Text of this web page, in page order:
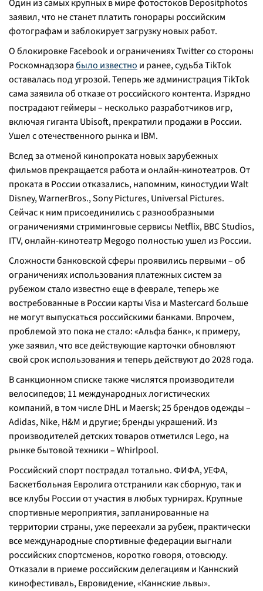
Один из самых крупных в мире фотостоков Depositphotos
заявил, что не станет платить гонорары российским
фотографам и заблокирует загрузку новых работ.
О блокировке Facebook и ограничениях Twitter со стороны
Роскомнадзорабыло известно и ранее, судьба TikTok
оставалась под угрозой. Теперь же администрация TikTok
сама заявила об отказе от российского контента. Изрядно
пострадают геймеры – несколько разработчиков игр,
включая гиганта Ubisoft, прекратили продажи в России.
Ушел с отечественного рынка и IBM.
Вслед за отменой кинопроката новых зарубежных
фильмов прекращается работа и онлайн-кинотеатров. От
проката в России отказались, напомним, киностудии Walt
Disney, WarnerBros., Sony Pictures, Universal Pictures.
Сейчас к ним присоединились с разнообразными
ограничениями стриминговые сервисы Netflix, BBC Studios,
ITV, онлайн-кинотеатр Megogo полностью ушел из России.
Сложности банковской сферы проявились первыми – об
ограничениях использования платежных систем за
рубежом стало известно еще в феврале, теперь же
востребованные в России карты Visa и Mastercard больше
не могут выпускаться российскими банками. Впрочем,
проблемой это пока не стало: «Альфа банк», к примеру,
уже заявил, что все действующие карточки обновляют
свой срок использования и теперь действуют до 2028 года.
В санкционном списке также числятся производители
велосипедов; 11 международных логистических
компаний, в том числе DHL и Maersk; 25 брендов одежды –
Adidas, Nike, H&M и другие; бренды украшений. Из
производителей детских товаров отметился Lego, на
рынке бытовой техники – Whirlpool.
Российский спорт пострадал тотально. ФИФА, УЕФА,
Баскетбольная Евролига отстранили как сборную, так и
все клубы России от участия в любых турнирах. Крупные
спортивные мероприятия, запланированные на
территории страны, уже переехали за рубеж, практически
все международные спортивные федерации выгнали
российских спортсменов, коротко говоря, отовсюду.
Отказали в приеме российским делегациям и Каннский
кинофестиваль, Евровидение, «Каннские львы».